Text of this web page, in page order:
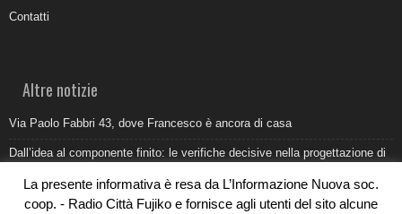
Contatti
Altre notizie
Via Paolo Fabbri 43, dove Francesco è ancora di casa
Dall’idea al componente finito: le verifiche decisive nella progettazione di
Belvedere Marittimo e il report ARPACAL 2026 sulla qualità del mare
La presente informativa è resa da L’Informazione Nuova soc.
coop. - Radio Città Fujiko e fornisce agli utenti del sito alcune